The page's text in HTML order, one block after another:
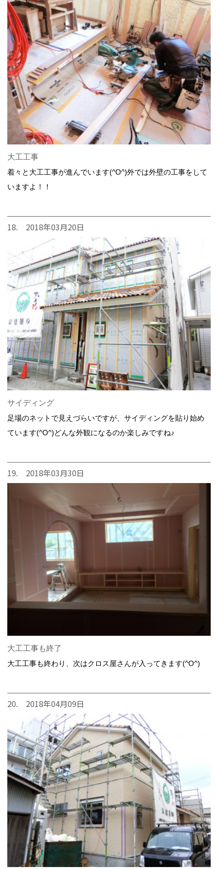
大工工事
着々と大工工事が進んでいます(^O^)外では外壁の工事をして
いますよ！！
18. 2018年03月20日
サイディング
足場のネットで見えづらいですが、サイディングを貼り始め
ています(^O^)どんな外観になるのか楽しみですね♪
19. 2018年03月30日
大工工事も終了
大工工事も終わり、次はクロス屋さんが入ってきます(^O^)
20. 2018年04月09日